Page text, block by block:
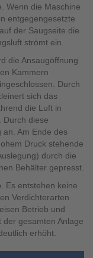
Wenn die Maschine
entgegengesetzte
der Saugseite die
strömt ein.
die Ansaugöffnung
Kammern
Durch
sich das
die Luft in
Durch diese
Am Ende des
Druck stehende
durch die
Behälter gepresst.
Es entstehen keine
Verdichterarten
Betrieb und
gesamten Anlage
erhöht.